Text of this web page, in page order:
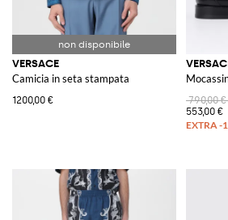
VERSACE
Camicia in seta stampata
1200,00 €
790,00 €
553,00 €